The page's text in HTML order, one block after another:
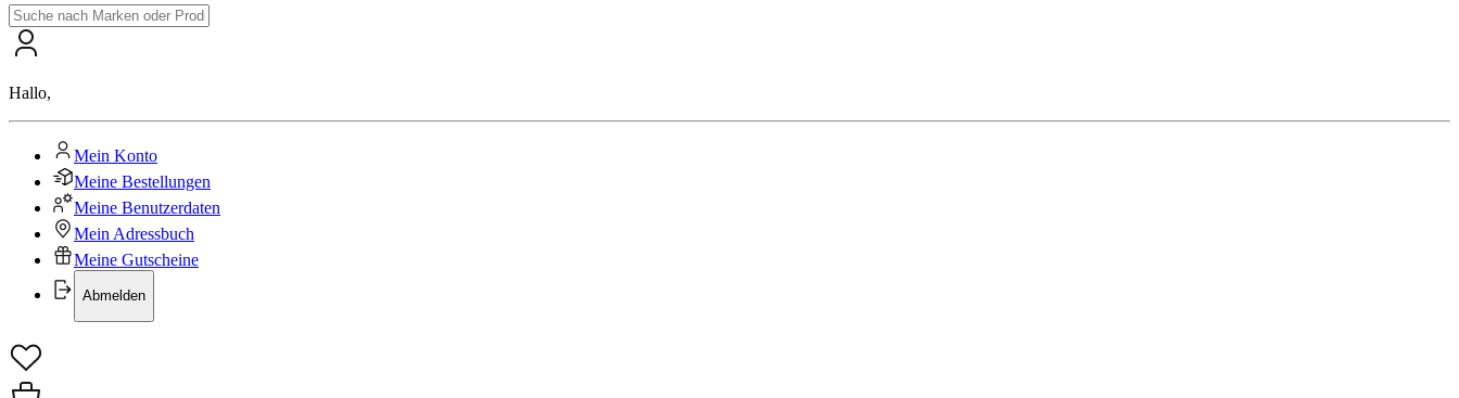
Hallo,
Mein Konto
Meine Bestellungen
Meine Benutzerdaten
Mein Adressbuch
Meine Gutscheine
Abmelden